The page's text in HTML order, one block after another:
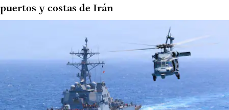
puertos y costas de Irán